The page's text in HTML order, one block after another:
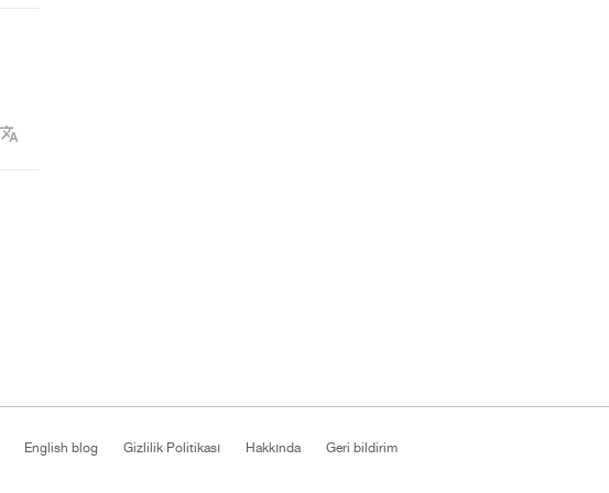
English blog Gizlilik Politikası Hakkında Geri bildirim